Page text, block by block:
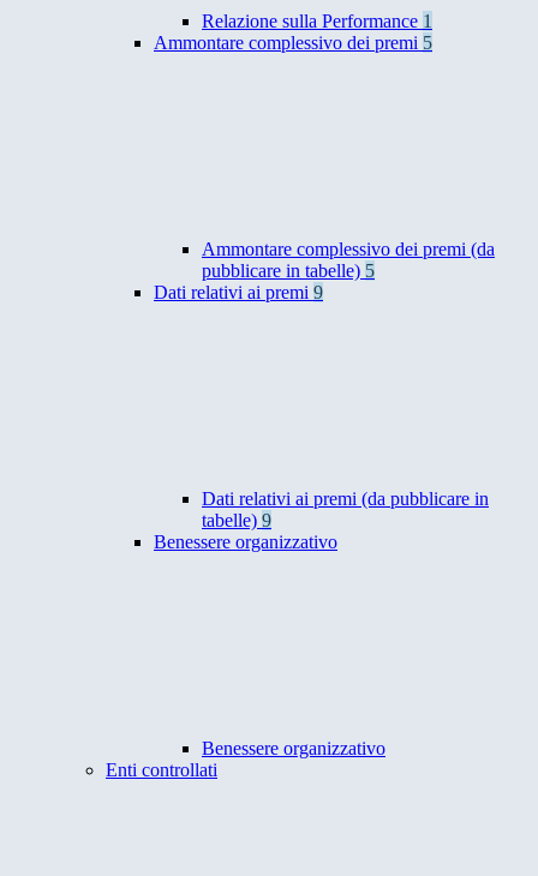
Relazione sulla Performance 1
Ammontare complessivo dei premi 5
Ammontare complessivo dei premi (da
pubblicare in tabelle) 5
Dati relativi ai premi 9
Dati relativi ai premi (da pubblicare in
tabelle) 9
Benessere organizzativo
Benessere organizzativo
Enti controllati